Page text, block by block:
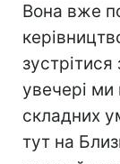
Вона вже
зустрітися
увечері ми
складних
тут на